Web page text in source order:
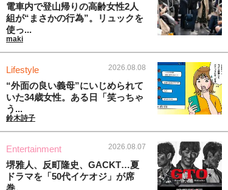
電車内で登山帰りの高齢女性2人
組が“まさかの行為”。リュックを
使っ...
maki
Lifestyle 2026.08.08
“外面の良い義母”にいじめられて
いた34歳女性。ある日「笑っちゃ
う...
鈴木詩子
Entertainment 2026.08.07
堺雅人、反町隆史、GACKT…夏
ドラマを「50代イケオジ」が席
巻。...